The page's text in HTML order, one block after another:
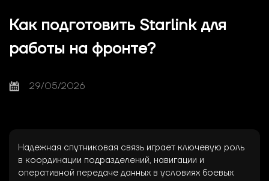
Как подготовить Starlink для
работы на фронте?
29/05/2026
Надежная спутниковая связь играет ключевую роль
в координации подразделений, навигации и
оперативной передаче данных в условиях боевых